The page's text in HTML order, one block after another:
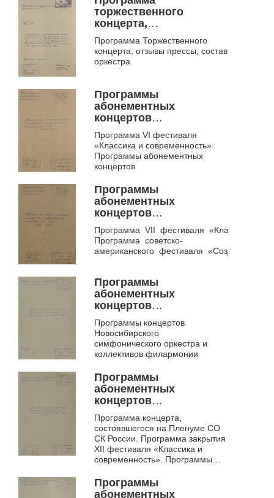
торжественного
концерта,
посвященного
присвоению
симфоническому
оркестру
филармонии звания
Академический (22
апреля 1982 г.).
деятельности за 1982 г..
Ф. 953
Программа Торжественного
концерта, отзывы прессы, состав
оркестра
Программы
абонементных
концертов
симфонического
оркестра за сезон 1989-
1990 гг.. Ф. 953
Программа VI фестиваля
«Классика и современность».
Программы абонементных
концертов
Программы
абонементных
концертов
симфонического
оркестра за сезон 1990-
1991 гг.. Ф. 953
Программа VII фестиваля «Классика и
Программа советско-
американского фестиваля «Создаем &nb...
Программы
абонементных
концертов
симфонического
оркестра за сезон 1993-
1994 гг.. Ф. 953
Программы концертов
Новосибирского
симфонического оркестра и
коллективов филармонии
Программы
абонементных
концертов
симфонического
оркестра за сезон 1994-
1995 гг.. Ф. 953
Программа концерта,
состоявшегося на Пленуме СО
СК России. Программа закрытия
ХII фестиваля «Классика и
современность». Программы
Программы
абонементных